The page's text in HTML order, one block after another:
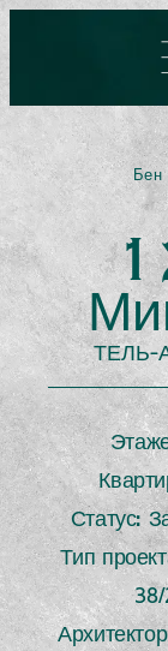
ТЕЛЬ-
Статус:
Тип